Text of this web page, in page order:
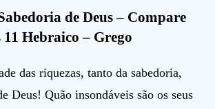
de Deus – Compare
Hebraico – Grego
das riquezas, tanto da sabedoria,
Deus! Quão insondáveis são os seus